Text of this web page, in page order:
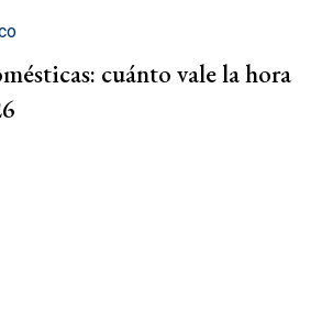
cuánto vale la hora